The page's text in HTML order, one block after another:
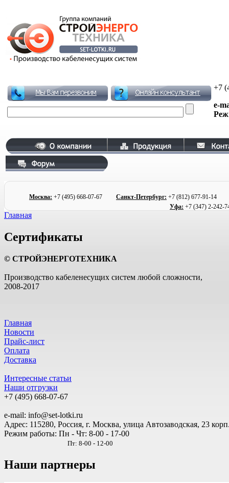
+7
e-
Москва: +7 (495) 668-07-67 Санкт-Петербург: +7 (812) 677-91-
Уфа: +7 (347) 2-242-
Главная
Сертификаты
© СТРОЙЭНЕРГОТЕХНИКА
Производство кабеленесущих систем любой сложности,
2008-2017
Главная
Новости
Прайс-лист
Оплата
Доставка
Интересные статьи
Наши отгрузки
+7 (495) 668-07-67
e-mail: info@set-lotki.ru
Адрес: 115280, Россия, г. Москва, улица Автозаводская, 23
Режим работы: Пн - Чт: 8-00 - 17-00
Пт: 8-00 - 12-00
Наши партнеры